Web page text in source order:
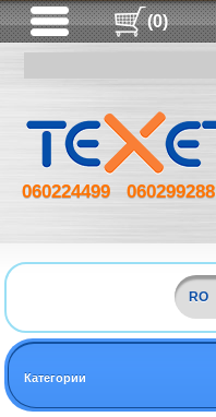
(0)
060224499 060299288
RO
Категории